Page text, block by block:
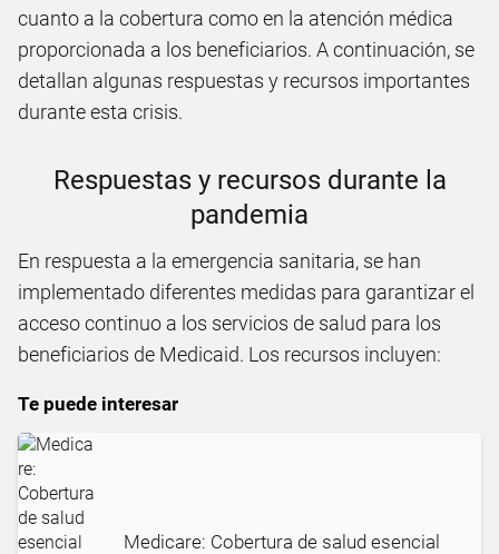
cuanto a la cobertura como en la atención médica
proporcionada a los beneficiarios. A continuación, se
detallan algunas respuestas y recursos importantes
durante esta crisis.
Respuestas y recursos durante la
pandemia
En respuesta a la emergencia sanitaria, se han
implementado diferentes medidas para garantizar el
acceso continuo a los servicios de salud para los
beneficiarios de Medicaid. Los recursos incluyen:
Te puede interesar
Medicare: Cobertura de salud esencial